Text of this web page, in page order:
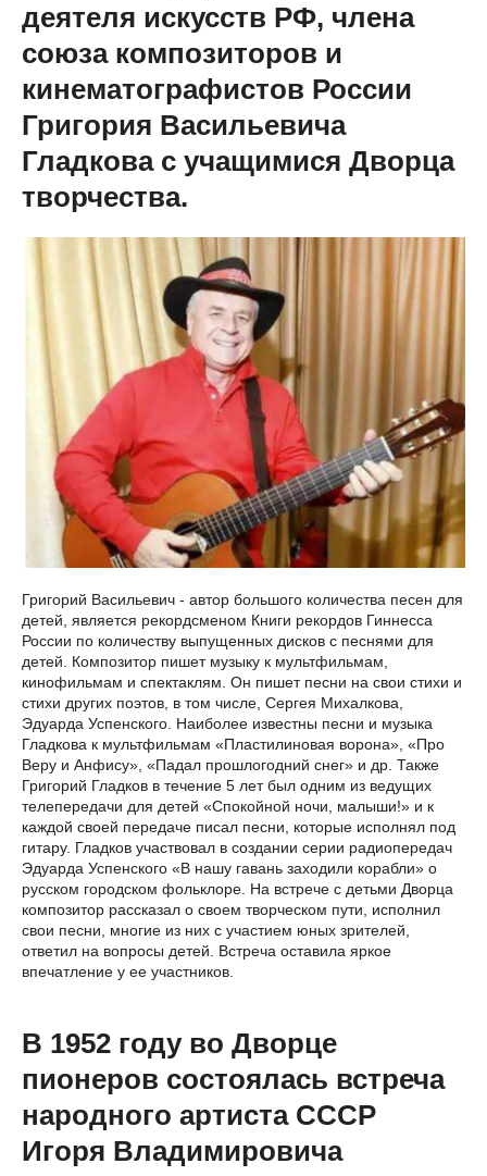
деятеля искусств РФ, члена
союза композиторов и
кинематографистов России
Григория Васильевича
Гладкова с учащимися Дворца
творчества.
Григорий Васильевич - автор большого количества песен для
детей, является рекордсменом Книги рекордов Гиннесса
России по количеству выпущенных дисков с песнями для
детей. Композитор пишет музыку к мультфильмам,
кинофильмам и спектаклям. Он пишет песни на свои стихи и
стихи других поэтов, в том числе, Сергея Михалкова,
Эдуарда Успенского. Наиболее известны песни и музыка
Гладкова к мультфильмам «Пластилиновая ворона», «Про
Веру и Анфису», «Падал прошлогодний снег» и др. Также
Григорий Гладков в течение 5 лет был одним из ведущих
телепередачи для детей «Спокойной ночи, малыши!» и к
каждой своей передаче писал песни, которые исполнял под
гитару. Гладков участвовал в создании серии радиопередач
Эдуарда Успенского «В нашу гавань заходили корабли» о
русском городском фольклоре. На встрече с детьми Дворца
композитор рассказал о своем творческом пути, исполнил
свои песни, многие из них с участием юных зрителей,
ответил на вопросы детей. Встреча оставила яркое
впечатление у ее участников.
В 1952 году во Дворце
пионеров состоялась встреча
народного артиста СССР
Игоря Владимировича